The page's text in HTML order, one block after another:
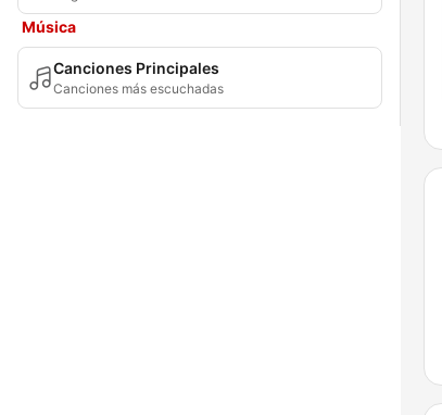
Música
Canciones Principales
Canciones más escuchadas